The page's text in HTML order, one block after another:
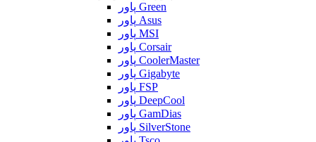
پاور Green
پاور Asus
پاور MSI
پاور Corsair
پاور CoolerMaster
پاور Gigabyte
پاور FSP
پاور DeepCool
پاور GamDias
پاور SilverStone